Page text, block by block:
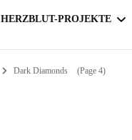
HERZBLUT-PROJEKTE
Dark Diamonds (Page 4)